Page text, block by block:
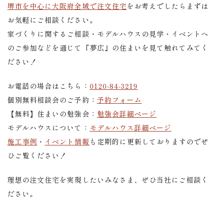
堺市を中心に大阪府全域で注文住宅 をお考えでしたらまずは
お気軽にご相談ください。
家づくりに関するご相談・モデルハウスの見学・イベントへ
のご参加などを通じて『夢広』の住まいを見て触れてみてく
ださい！
お電話の場合はこちら： 0120-84-3219
個別無料相談会のご予約： 予約フォーム
【無料】住まいの勉強会： 勉強会詳細ページ
モデルハウスについて： モデルハウス詳細ページ
施工事例 ・ イベント情報 も定期的に更新しておりますのでぜ
ひご覧ください！
理想の注文住宅を実現したいみなさま、ぜひ当社にご相談く
ださい。